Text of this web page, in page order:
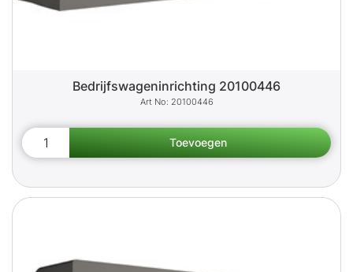
Bedrijfswageninrichting 20100446
20100446